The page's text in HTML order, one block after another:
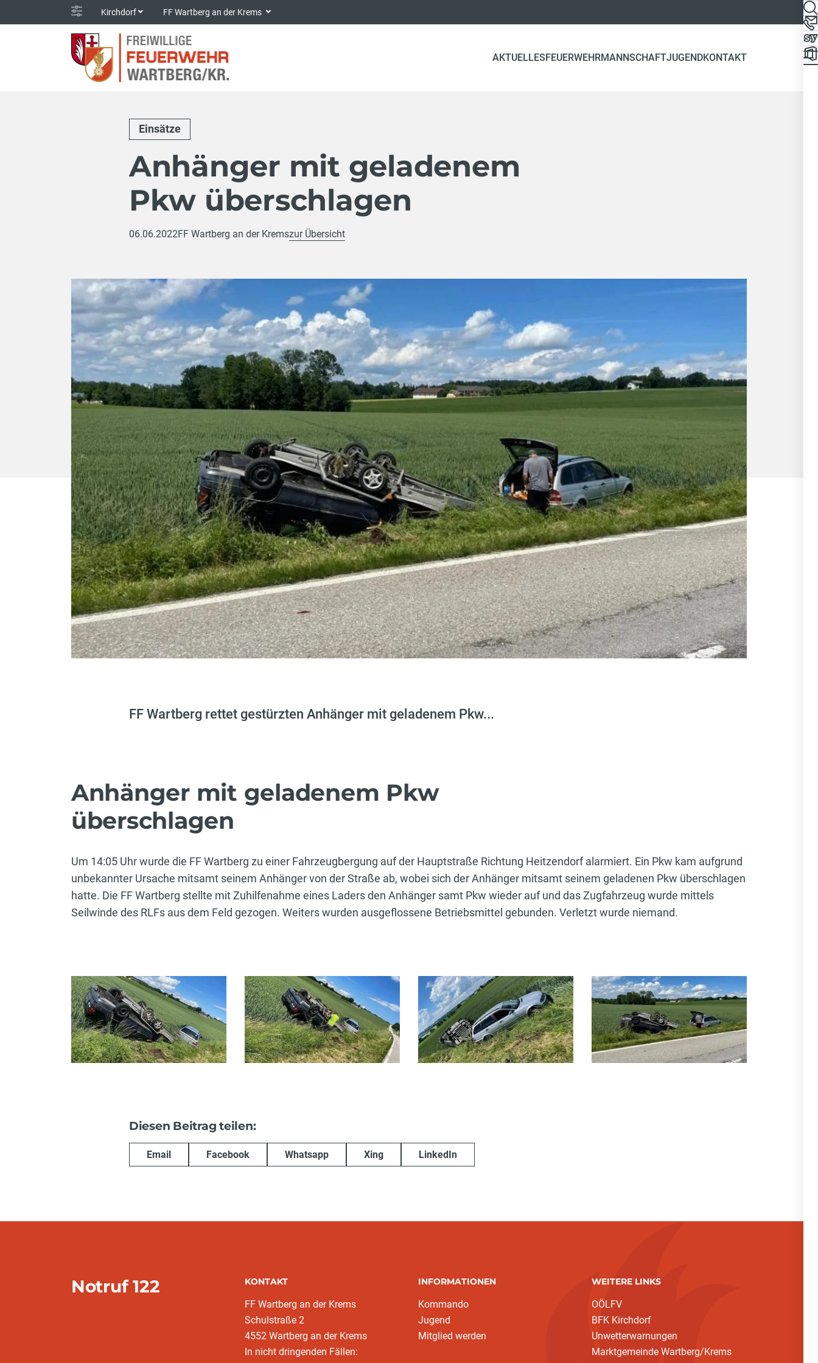
Kirchdorf FF Wartberg an der Krems
AKTUELLESFEUERWEHRMANNSCHAFTJUGENDKONTAKT
Einsätze
Anhänger mit geladenem
Pkw überschlagen
06.06.2022FF Wartberg an der Kremszur Übersicht
FF Wartberg rettet gestürzten Anhänger mit geladenem Pkw...
Anhänger mit geladenem Pkw
überschlagen
Um 14:05 Uhr wurde die FF Wartberg zu einer Fahrzeugbergung auf der Hauptstraße Richtung Heitzendorf alarmiert. Ein Pkw kam aufgrund
unbekannter Ursache mitsamt seinem Anhänger von der Straße ab, wobei sich der Anhänger mitsamt seinem geladenen Pkw überschlagen
hatte. Die FF Wartberg stellte mit Zuhilfenahme eines Laders den Anhänger samt Pkw wieder auf und das Zugfahrzeug wurde mittels
Seilwinde des RLFs aus dem Feld gezogen. Weiters wurden ausgeflossene Betriebsmittel gebunden. Verletzt wurde niemand.
Diesen Beitrag teilen:
Email Facebook Whatsapp Xing LinkedIn
Notruf 122 KONTAKT
FF Wartberg an der Krems
Schulstraße 2
4552 Wartberg an der Krems
In nicht dringenden Fällen:
INFORMATIONEN
Kommando
Jugend
Mitglied werden
WEITERE LINKS
OÖLFV
BFK Kirchdorf
Unwetterwarnungen
Marktgemeinde Wartberg/Krems